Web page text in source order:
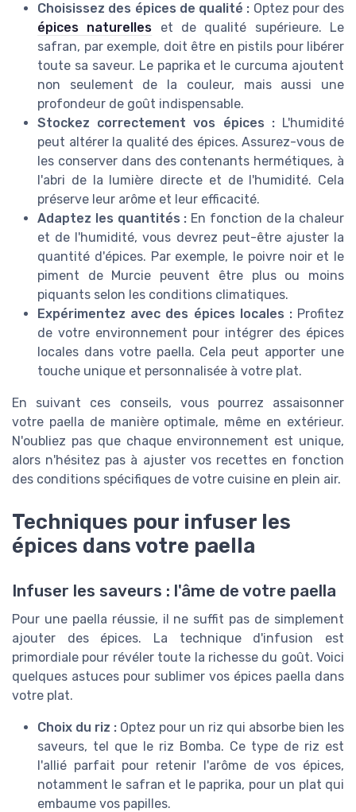
Choisissez des épices de qualité : Optez pour des
épices naturelles et de qualité supérieure. Le
safran, par exemple, doit être en pistils pour libérer
toute sa saveur. Le paprika et le curcuma ajoutent
non seulement de la couleur, mais aussi une
profondeur de goût indispensable.
Stockez correctement vos épices :L'humidité
peut altérer la qualité des épices. Assurez-vous de
les conserver dans des contenants hermétiques, à
l'abri de la lumière directe et de l'humidité. Cela
préserve leur arôme et leur efficacité.
Adaptez les quantités : En fonction de la chaleur
et de l'humidité, vous devrez peut-être ajuster la
quantité d'épices. Par exemple, le poivre noir et le
piment de Murcie peuvent être plus ou moins
piquants selon les conditions climatiques.
Expérimentez avec des épices locales :Profitez
de votre environnement pour intégrer des épices
locales dans votre paella. Cela peut apporter une
touche unique et personnalisée à votre plat.
En suivant ces conseils, vous pourrez assaisonner
votre paella de manière optimale, même en extérieur.
N'oubliez pas que chaque environnement est unique,
alors n'hésitez pas à ajuster vos recettes en fonction
des conditions spécifiques de votre cuisine en plein air.
Techniques pour infuser les
épices dans votre paella
Infuser les saveurs : l'âme de votre paella
Pour une paella réussie, il ne suffit pas de simplement
ajouter des épices. La technique d'infusion est
primordiale pour révéler toute la richesse du goût. Voici
quelques astuces pour sublimer vos épices paella dans
votre plat.
Choix du riz : Optez pour un riz qui absorbe bien les
saveurs, tel que le riz Bomba. Ce type de riz est
l'allié parfait pour retenir l'arôme de vos épices,
notamment le safran et le paprika, pour un plat qui
embaume vos papilles.